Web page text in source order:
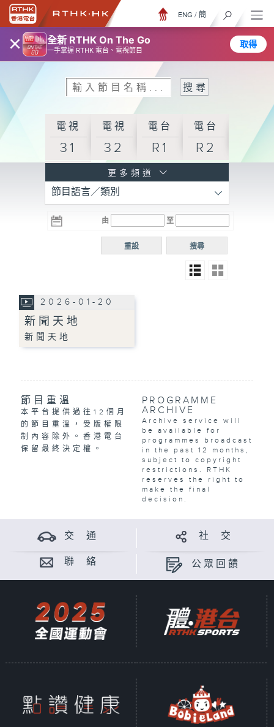
× 全新 RTHK On The Go
一手掌握 RTHK 電台、電視節目
取得
ENG / 簡
電視
31
電視
32
電台
R1
電台
R2
R3
電台 電台
R5
電台
普通
更多頻道
節目語言／類別
由 至
搜尋
重設
2026-01-20
新聞天地
新聞天地
節目重溫
本平台提供過往12個月
的節目重溫，受版權限
制內容除外。香港電台
保留最終決定權。
PROGRAMME
ARCHIVE
Archive service will
be available for
programmes broadcast
in the past 12 months,
subject to copyright
restrictions. RTHK
reserves the right to
make the final
decision.
交 通 社 交
聯 絡 公眾回饋